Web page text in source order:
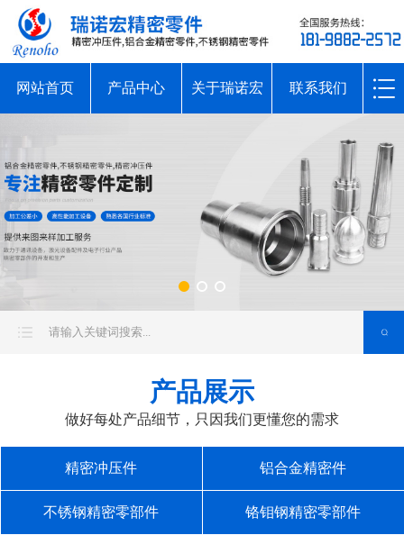
网站首页 产品中心 关于瑞诺宏 联系我们
产品展示
做好每处产品细节，只因我们更懂您的需求
精密冲压件 铝合金精密件
不锈钢精密零部件 铬钼钢精密零部件